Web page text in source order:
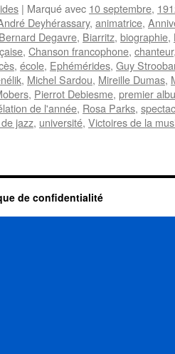
| Marqué avec 10 septembre,
Deyhérassary, animatrice,
Bernard Degavre, Biarritz, biographie,
, Chanson francophone, chanteur
, école, Ephémérides, Guy
, Michel Sardou, Mireille Dumas,
, Pierrot Debiesme, premier
de l'année, Rosa Parks,
jazz, université, Victoires de la
de confidentialité